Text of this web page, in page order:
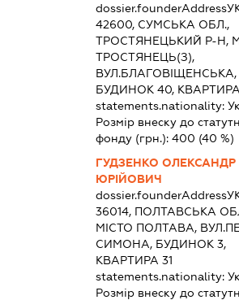
dossier.founderAddress
42600, СУМСЬКА ОБЛ.,
ТРОСТЯНЕЦЬКИЙ Р-Н,
ТРОСТЯНЕЦЬ(З),
ВУЛ.БЛАГОВІЩЕНСЬКА,
БУДИНОК 40,
statements.nationality:
Розмір внеску до
фонду (грн.): 400 (40 %)
ГУДЗЕНКО ОЛЕКСАНДР
ЮРІЙОВИЧ
dossier.founderAddress
36014, ПОЛТАВСЬКА
МІСТО ПОЛТАВА,
СИМОНА, БУДИНОК 3,
КВАРТИРА 31
statements.nationality:
Розмір внеску до